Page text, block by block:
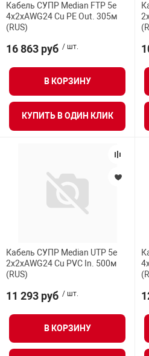
Кабель СУПР Median FTP 5e
4x2xAWG24 Cu PE Out. 305м
(RUS)
16 863 руб / шт.
В КОРЗИНУ
КУПИТЬ В ОДИН КЛИК
Кабель СУПР Median UTP 5e
2x2xAWG24 Cu PVC In. 500м
(RUS)
11 293 руб / шт.
В КОРЗИНУ